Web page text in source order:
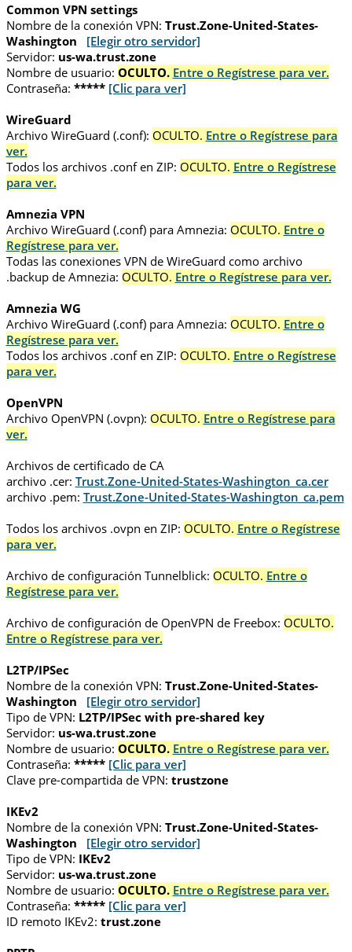
Common VPN settings
Nombre de la conexión VPN: Trust.Zone-United-States-
Washington
[Elegir otro servidor]
Servidor: us-wa.trust.zone
Nombre de usuario: OCULTO. Entre o Regístrese para ver.
Contraseña: ***** [Clic para ver]
WireGuard
Archivo WireGuard (.conf): OCULTO. Entre o Regístrese para
ver.
Todos los archivos .conf en ZIP: OCULTO. Entre o Regístrese
para ver.
Amnezia VPN
Archivo WireGuard (.conf) para Amnezia: OCULTO. Entre o
Regístrese para ver.
Todas las conexiones VPN de WireGuard como archivo
.backup de Amnezia: OCULTO. Entre o Regístrese para ver.
Amnezia WG
Archivo WireGuard (.conf) para Amnezia: OCULTO. Entre o
Regístrese para ver.
Todos los archivos .conf en ZIP: OCULTO. Entre o Regístrese
para ver.
OpenVPN
Archivo OpenVPN (.ovpn): OCULTO. Entre o Regístrese para
ver.
Archivos de certificado de CA
archivo .cer: Trust.Zone-United-States-Washington_ca.cer
archivo .pem: Trust.Zone-United-States-Washington_ca.pem
Todos los archivos .ovpn en ZIP: OCULTO. Entre o Regístrese
para ver.
Archivo de configuración Tunnelblick: OCULTO. Entre o
Regístrese para ver.
Archivo de configuración de OpenVPN de Freebox: OCULTO.
Entre o Regístrese para ver.
L2TP/IPSec
Nombre de la conexión VPN: Trust.Zone-United-States-
Washington
[Elegir otro servidor]
Tipo de VPN: L2TP/IPSec with pre-shared key
Servidor: us-wa.trust.zone
Nombre de usuario: OCULTO. Entre o Regístrese para ver.
Contraseña: ***** [Clic para ver]
Clave pre-compartida de VPN: trustzone
IKEv2
Nombre de la conexión VPN: Trust.Zone-United-States-
Washington
[Elegir otro servidor]
Tipo de VPN: IKEv2
Servidor: us-wa.trust.zone
Nombre de usuario: OCULTO. Entre o Regístrese para ver.
Contraseña: ***** [Clic para ver]
ID remoto IKEv2: trust.zone